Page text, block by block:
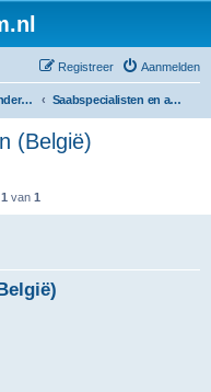
Aanmelden
Registreer
Specialisten en andere Saabgaragisten Saabspecialisten en andere bedrijven die Saabs verkopen
(België)
1 van 1